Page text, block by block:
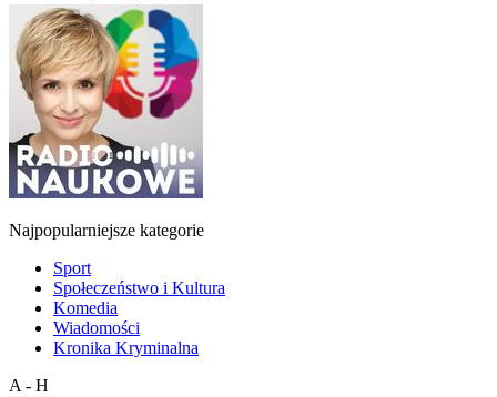
Najpopularniejsze kategorie
Sport
Społeczeństwo i Kultura
Komedia
Wiadomości
Kronika Kryminalna
A - H